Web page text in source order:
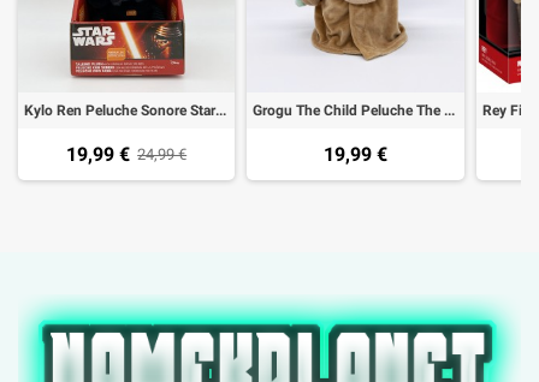
Kylo Ren Peluche Sonore Star Wars Disney - 25cm
19,99 € 24,99 €
Grogu The Child Peluche The Mandalorian Star Wars - 25cm
19,99 €